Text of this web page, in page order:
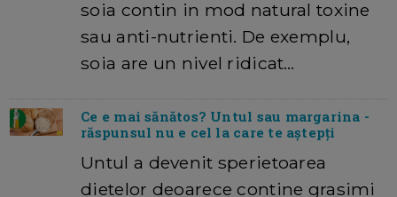
soia contin in mod natural toxine
sau anti-nutrienti. De exemplu,
soia are un nivel ridicat…
Ce e mai sănătos? Untul sau margarina -
răspunsul nu e cel la care te aștepți
Untul a devenit sperietoarea
dietelor deoarece contine grasimi